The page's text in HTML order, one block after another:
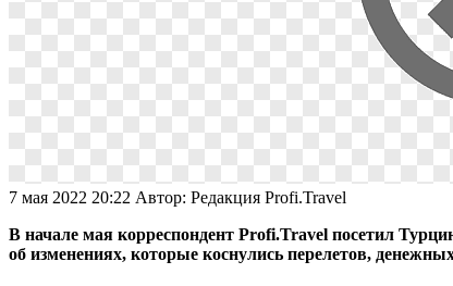
7 мая 2022 20:22 Автор: Редакция Profi.Travel
В начале мая корреспондент Profi.Travel посетил
об изменениях, которые коснулись перелетов,